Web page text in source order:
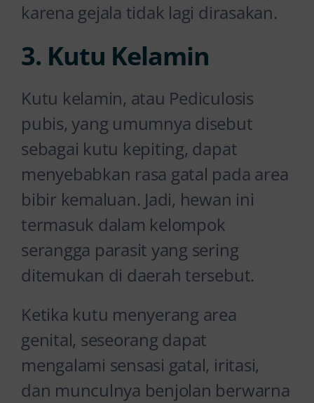
karena gejala tidak lagi dirasakan.
3. Kutu Kelamin
Kutu kelamin, atau Pediculosis
pubis, yang umumnya disebut
sebagai kutu kepiting, dapat
menyebabkan rasa gatal pada area
bibir kemaluan. Jadi, hewan ini
termasuk dalam kelompok
serangga parasit yang sering
ditemukan di daerah tersebut.
Ketika kutu menyerang area
genital, seseorang dapat
mengalami sensasi gatal, iritasi,
dan munculnya benjolan berwarna